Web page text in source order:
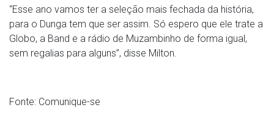
“Esse ano vamos ter a seleção mais fechada da história,
para o Dunga tem que ser assim. Só espero que ele trate a
Globo, a Band e a rádio de Muzambinho de forma igual,
sem regalias para alguns”, disse Milton.
Fonte: Comunique-se